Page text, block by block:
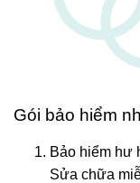
Gói bảo hiểm
Bảo hiểm hư
Sửa chữa